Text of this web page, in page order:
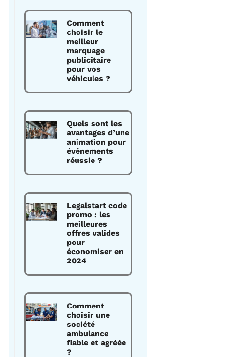
Comment
choisir le
meilleur
marquage
publicitaire
pour vos
véhicules ?
Quels sont les
avantages d’une
animation pour
événements
réussie ?
Legalstart code
promo : les
meilleures
offres valides
pour
économiser en
2024
Comment
choisir une
société
ambulance
fiable et agréée
?